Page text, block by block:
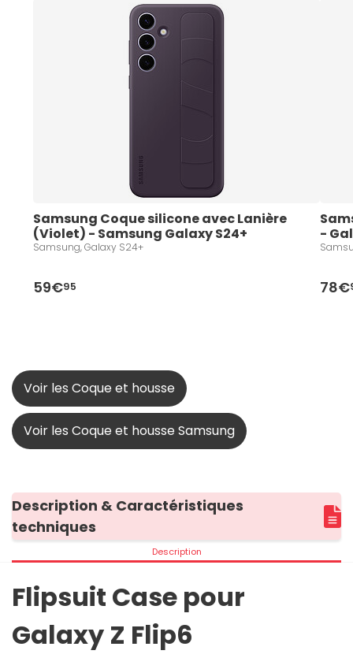
Samsung Coque silicone avec Lanière
(Violet) - Samsung Galaxy S24+
Samsung, Galaxy S24+
59€95
-
78€
Voir les Coque et housse
Voir les Coque et housse Samsung
Description & Caractéristiques
techniques
Description
Flipsuit Case pour
Galaxy Z Flip6